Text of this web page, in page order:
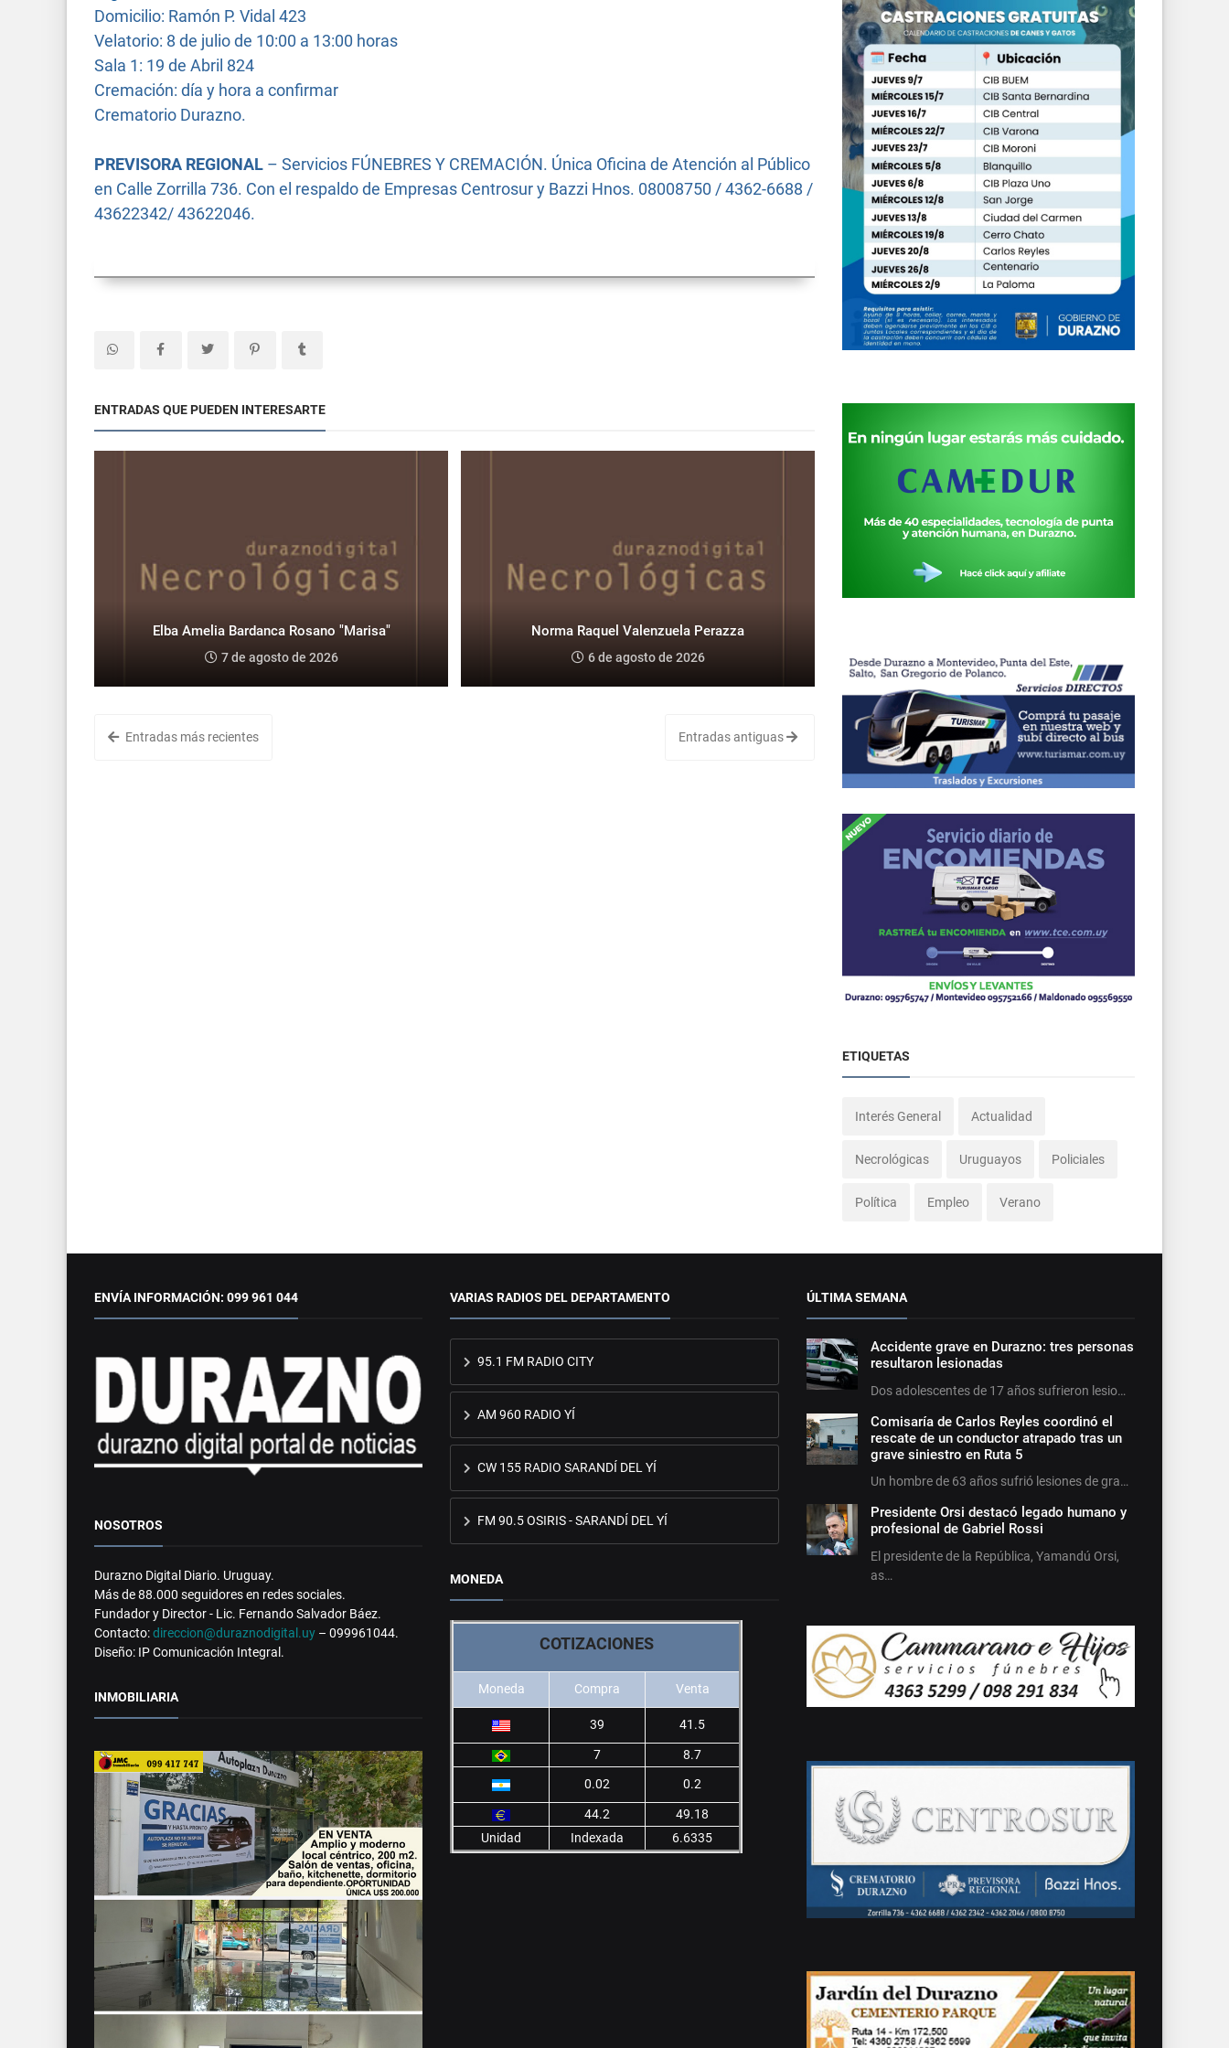
Domicilio: Ramón P. Vidal 423
Velatorio: 8 de julio de 10:00 a 13:00 horas
Sala 1: 19 de Abril 824
Cremación: día y hora a confirmar
Crematorio Durazno.
PREVISORA REGIONAL – Servicios FÚNEBRES Y CREMACIÓN. Única Oficina de Atención al Público
en Calle Zorrilla 736. Con el respaldo de Empresas Centrosur y Bazzi Hnos. 08008750 / 4362-6688 /
43622342/ 43622046.
ENTRADAS QUE PUEDEN INTERESARTE
Elba Amelia Bardanca Rosano "Marisa"
7 de agosto de 2026
Norma Raquel Valenzuela Perazza
6 de agosto de 2026
Entradas más recientes Entradas antiguas
ETIQUETAS
Interés General Actualidad
Necrológicas Uruguayos Policiales
Política Empleo Verano
ENVÍA INFORMACIÓN: 099 961 044
NOSOTROS
Durazno Digital Diario. Uruguay.
Más de 88.000 seguidores en redes sociales.
Fundador y Director - Lic. Fernando Salvador Báez.
Contacto:direccion@duraznodigital.uy – 099961044.
Diseño: IP Comunicación Integral.
INMOBILIARIA
VARIAS RADIOS DEL DEPARTAMENTO
95.1 FM RADIO CITY
AM 960 RADIO YÍ
CW 155 RADIO SARANDÍ DEL YÍ
FM 90.5 OSIRIS - SARANDÍ DEL YÍ
MONEDA
COTIZACIONES
Moneda Compra Venta
39 41.5
7
8.7
0.02
0.2
44.2
49.18
Unidad
Indexada 6.6335
ÚLTIMA SEMANA
Accidente grave en Durazno: tres personas
resultaron lesionadas
Dos adolescentes de 17 años sufrieron lesio…
Comisaría de Carlos Reyles coordinó el
rescate de un conductor atrapado tras un
grave siniestro en Ruta 5
Un hombre de 63 años sufrió lesiones de gra…
Presidente Orsi destacó legado humano y
profesional de Gabriel Rossi
El presidente de la República, Yamandú Orsi,
as…